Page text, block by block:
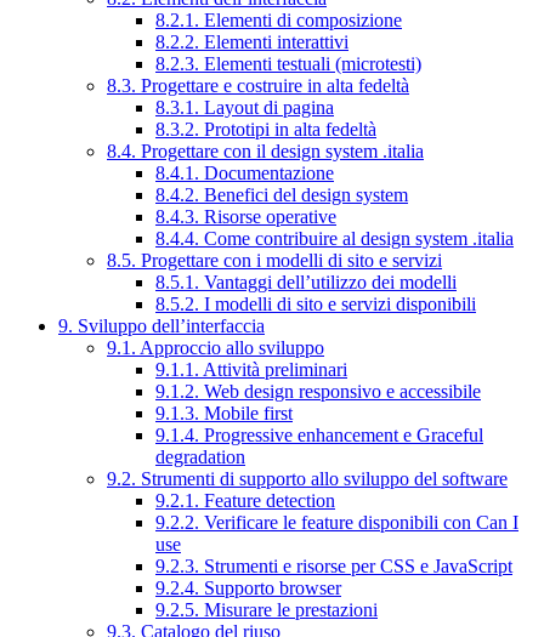
8.2.1. Elementi di composizione
8.2.2. Elementi interattivi
8.2.3. Elementi testuali (microtesti)
8.3. Progettare e costruire in alta fedeltà
8.3.1. Layout di pagina
8.3.2. Prototipi in alta fedeltà
8.4. Progettare con il design system .italia
8.4.1. Documentazione
8.4.2. Benefici del design system
8.4.3. Risorse operative
8.4.4. Come contribuire al design system .italia
8.5. Progettare con i modelli di sito e servizi
8.5.1. Vantaggi dell’utilizzo dei modelli
8.5.2. I modelli di sito e servizi disponibili
9. Sviluppo dell’interfaccia
9.1. Approccio allo sviluppo
9.1.1. Attività preliminari
9.1.2. Web design responsivo e accessibile
9.1.3. Mobile first
9.1.4. Progressive enhancement e Graceful
degradation
9.2. Strumenti di supporto allo sviluppo del software
9.2.1. Feature detection
9.2.2. Verificare le feature disponibili con Can I
use
9.2.3. Strumenti e risorse per CSS e JavaScript
9.2.4. Supporto browser
9.2.5. Misurare le prestazioni
9.3. Catalogo del riuso